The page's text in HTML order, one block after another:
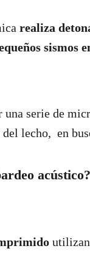
realiza
sismos
una serie de
lecho, en
acústico?
utilizan